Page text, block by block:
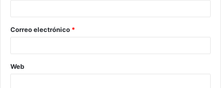
Correo electrónico *
Web